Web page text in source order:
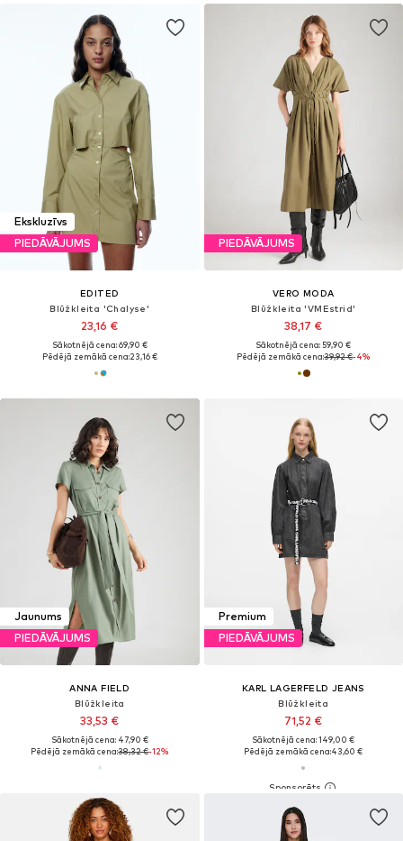
Ekskluzīvs
PIEDĀVĀJUMS
EDITED
Blūžkleita 'Chalyse'
23,16 €
Sākotnējā cena: 69,90 €
Pēdējā zemākā cena:23,16 €
PIEDĀVĀJUMS
VERO MODA
Blūžkleita 'VMEstrid'
38,17 €
Sākotnējā cena: 59,90 €
Pēdējā zemākā cena:39,92 €-4%
Jaunums
PIEDĀVĀJUMS
ANNA FIELD
Blūžkleita
33,53 €
Sākotnējā cena: 47,90 €
Pēdējā zemākā cena:38,32 €-12%
Premium
PIEDĀVĀJUMS
KARL LAGERFELD JEANS
Blūžkleita
71,52 €
Sākotnējā cena: 149,00 €
Pēdējā zemākā cena:43,60 €